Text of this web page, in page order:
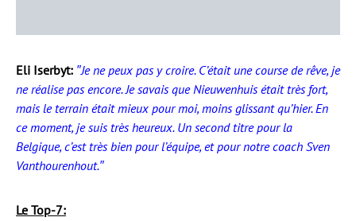
Eli Iserbyt: ″Je ne peux pas y croire. C’était une course de rêve, je
ne réalise pas encore. Je savais que Nieuwenhuis était très fort,
mais le terrain était mieux pour moi, moins glissant qu’hier. En
ce moment, je suis très heureux. Un second titre pour la
Belgique, c’est très bien pour l’équipe, et pour notre coach Sven
Vanthourenhout.″
Le Top-7: